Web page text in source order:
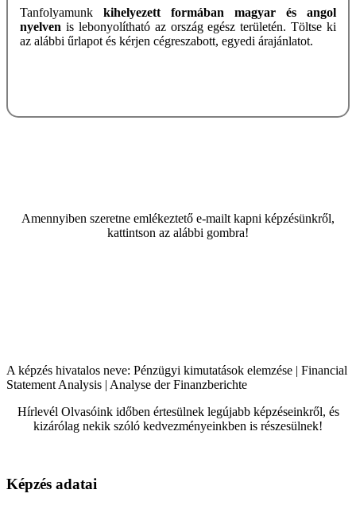
Tanfolyamunk kihelyezett formában magyar és angol
nyelven is lebonyolítható az ország egész területén. Töltse ki
az alábbi űrlapot és kérjen cégreszabott, egyedi árajánlatot.
Amennyiben szeretne emlékeztető e-mailt kapni képzésünkről,
kattintson az alábbi gombra!
A képzés hivatalos neve: Pénzügyi kimutatások elemzése | Financial
Statement Analysis | Analyse der Finanzberichte
Hírlevél Olvasóink időben értesülnek legújabb képzéseinkről, és
kizárólag nekik szóló kedvezményeinkben is részesülnek!
Képzés adatai